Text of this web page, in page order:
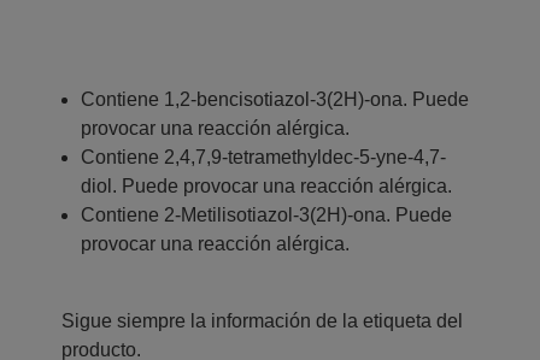
Contiene 1,2-bencisotiazol-3(2H)-ona. Puede
provocar una reacción alérgica.
Contiene 2,4,7,9-tetramethyldec-5-yne-4,7-
diol. Puede provocar una reacción alérgica.
Contiene 2-Metilisotiazol-3(2H)-ona. Puede
provocar una reacción alérgica.
Sigue siempre la información de la etiqueta del
producto.